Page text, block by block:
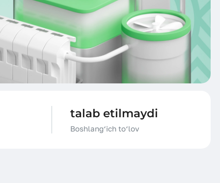
Tartibi
FINLIT.UZ bilan o‘rganing va
tekshiring
Moliyaviy savodxonlik — eng
kuchli himoya
talab etilmaydi
Boshlang‘ich to‘lov